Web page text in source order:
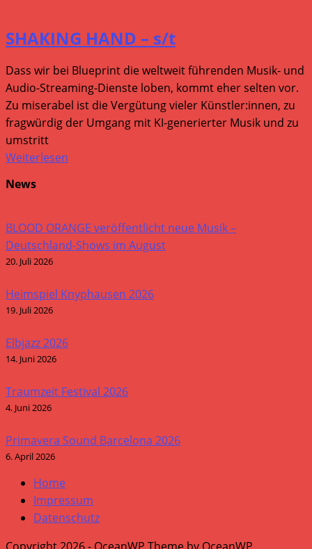
SHAKING HAND – s/t
Dass wir bei Blueprint die weltweit führenden Musik- und
Audio-Streaming-Dienste loben, kommt eher selten vor.
Zu miserabel ist die Vergütung vieler Künstler:innen, zu
fragwürdig der Umgang mit KI-generierter Musik und zu
umstritt
Weiterlesen
News
BLOOD ORANGE veröffentlicht neue Musik –
Deutschland-Shows im August
20. Juli 2026
Heimspiel Knyphausen 2026
19. Juli 2026
Elbjazz 2026
14. Juni 2026
Traumzeit Festival 2026
4. Juni 2026
Primavera Sound Barcelona 2026
6. April 2026
Home
Impressum
Datenschutz